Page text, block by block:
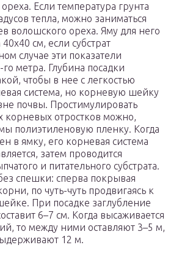
Если температура грунта
тепла, можно заниматься
волошского ореха. Яму для него
см, если субстрат
случае эти показатели
метра. Глубина посадки
чтобы в нее с легкостью
система, но корневую шейку
почвы. Простимулировать
корневых отростков можно,
полиэтиленовую пленку. Когда
в ямку, его корневая система
затем проводится
и питательного субстрата.
спешки: сперва покрывая
по чуть-чуть продвигаясь к
При посадке заглубление
6–7 см. Когда высаживается
то между ними оставляют 3–5 м,
12 м.